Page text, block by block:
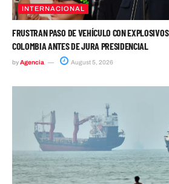
INTERNACIONAL
FRUSTRAN PASO DE VEHÍCULO CON
COLOMBIA ANTES DE JURA PRESIDENCIAL
byAgencia August 5, 2026